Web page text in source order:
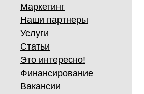
Маркетинг
Наши партнеры
Услуги
Статьи
Это интересно!
Финансирование
Вакансии